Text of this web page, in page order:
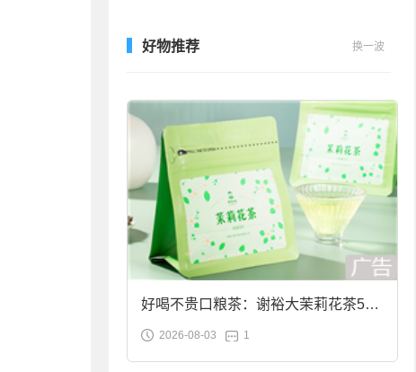
好物推荐 换一波
好喝不贵口粮茶：谢裕大茉莉花茶50g
袋装9.9元到手
2026-08-03 1